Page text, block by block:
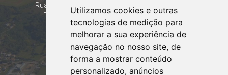
Utilizamos cookies e outras
tecnologias de medição para
melhorar a sua experiência de
navegação no nosso site, de
forma a mostrar conteúdo
personalizado, anúncios
Rua Tocantins 153 Corumbataí - CEP: 86.970-000
Telefone: (44) 99935-8828, (44) 99935-8839
contato@corumbataidosul.pr.gov.br
Atendimento
Segunda a Sexta-feira